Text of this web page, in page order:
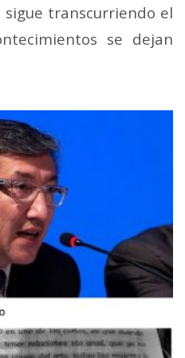
transcurriendo el
se dejan